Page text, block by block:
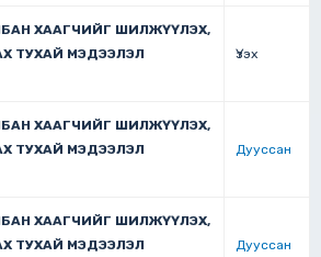
ХААГЧИЙГ ШИЛЖҮҮЛЭХ,
ТУХАЙ МЭДЭЭЛЭЛ
Үзэх
ХААГЧИЙГ ШИЛЖҮҮЛЭХ,
ТУХАЙ МЭДЭЭЛЭЛ
Дууссан
ХААГЧИЙГ ШИЛЖҮҮЛЭХ,
ТУХАЙ МЭДЭЭЛЭЛ
Дууссан